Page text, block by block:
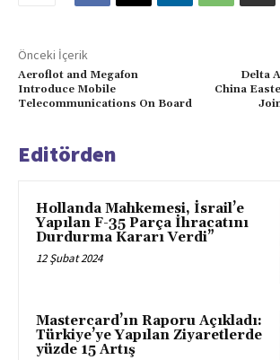
Önceki İçerik
Aeroflot and Megafon
Introduce Mobile
Telecommunications On Board
Delta
China
Editörden
Hollanda Mahkemesi, İsrail’e
Yapılan F-35 Parça İhracatını
Durdurma Kararı Verdi”
12 Şubat 2024
Mastercard’ın Raporu Açıkladı:
Türkiye’ye Yapılan Ziyaretlerde
yüzde 15 Artış